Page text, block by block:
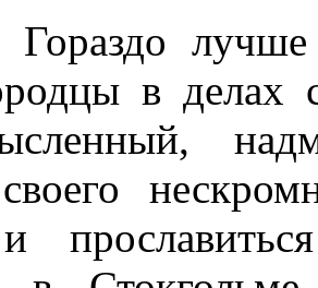
Гораздо
в